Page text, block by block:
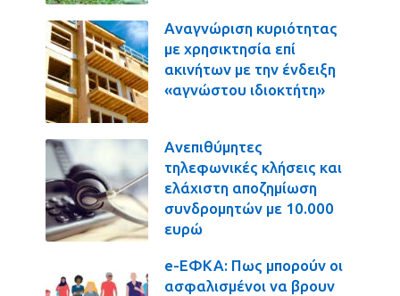
Αναγνώριση κυριότητας
με χρησικτησία επί
ακινήτων με την ένδειξη
«αγνώστου ιδιοκτήτη»
Ανεπιθύμητες
τηλεφωνικές κλήσεις και
ελάχιστη αποζημίωση
συνδρομητών με 10.000
ευρώ
e-ΕΦΚΑ: Πως μπορούν οι
ασφαλισμένοι να βρουν